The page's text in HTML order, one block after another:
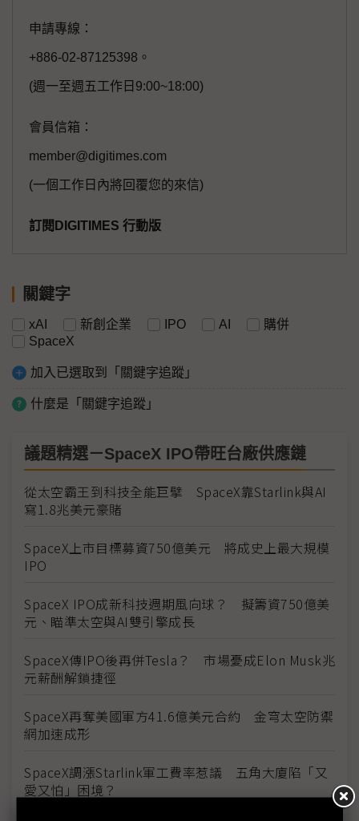
申請專線：
+886-02-87125398。
(週一至週五工作日9:00~18:00)
會員信箱：
member@digitimes.com
(一個工作日內將回覆您的來信)
訂閱DIGITIMES 行動版
關鍵字
xAI 新創企業 IPO AI
購併
SpaceX
加入已選取到「關鍵字追蹤」
什麼是「關鍵字追蹤」
議題精選－SpaceX IPO帶旺台廠供應鏈
從太空霸王到科技全能巨擘 SpaceX靠Starlink與AI
寫1.8兆美元豪賭
SpaceX上市目標募資750億美元 將成史上最大規模
IPO
SpaceX IPO成新科技週期風向球？ 擬籌資750億美
元、瞄準太空與AI雙引擎成長
SpaceX傳IPO後再併Tesla？ 市場憂成Elon Musk兆
元薪酬解鎖捷徑
SpaceX再奪美國軍方41.6億美元合約 金穹太空防禦
網加速成形
SpaceX調漲Starlink軍工費率惹議 五角大廈陷「又
愛又怕」困境？